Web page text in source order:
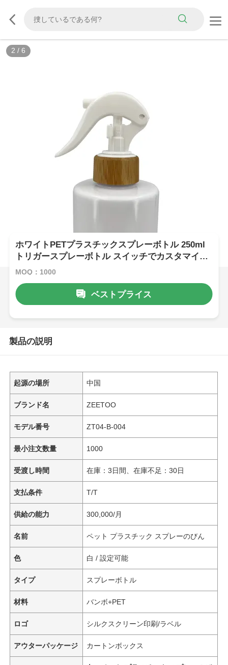
2 / 6
ホワイトPETプラスチックスプレーボトル 250ml
トリガースプレーボトル スイッチでカスタマイズ
可能
MOQ：1000
ベストプライス
製品の説明
起源の場所 中国
ブランド名 ZEETOO
モデル番号 ZT04-B-004
最小注文数量 1000
受渡し時間 在庫：3日間、在庫不足：30日
支払条件 T/T
供給の能力 300,000/月
名前 ペット プラスチック スプレーのびん
色 白 / 設定可能
タイプ スプレーボトル
材料 バンボ+PET
ロゴ シルクスクリーン印刷/ラベル
アウターパッケージ カートンボックス